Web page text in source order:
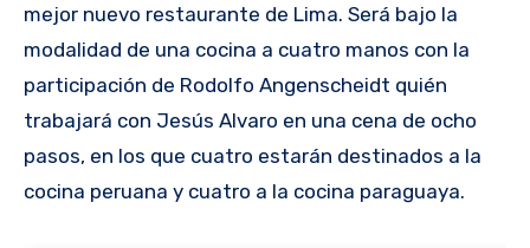
mejor nuevo restaurante de Lima. Será bajo la
modalidad de una cocina a cuatro manos con la
participación de Rodolfo Angenscheidt quién
trabajará con Jesús Alvaro en una cena de ocho
pasos, en los que cuatro estarán destinados a la
cocina peruana y cuatro a la cocina paraguaya.